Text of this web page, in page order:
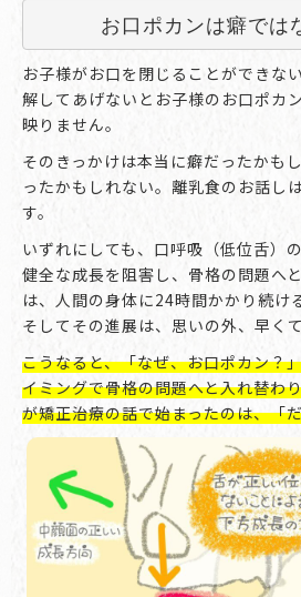
お口ポカンは癖では
お子様がお口を閉じることができな
解してあげないとお子様のお口ポカ
映りません。
そのきっかけは本当に癖だったかも
ったかもしれない。離乳食のお話し
す。
いずれにしても、口呼吸（低位舌）
健全な成長を阻害し、骨格の問題へ
は、人間の身体に24時間かかり続け
そしてその進展は、思いの外、早くて
こうなると、「なぜ、お口ポカン？
イミングで骨格の問題へと入れ替わ
が矯正治療の話で始まったのは、「